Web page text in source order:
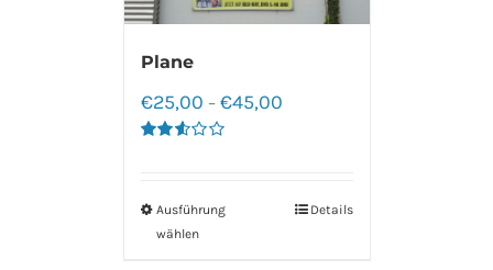
Plane
von 5
€25,00 – €45,00
Ausführung
wählen
Details